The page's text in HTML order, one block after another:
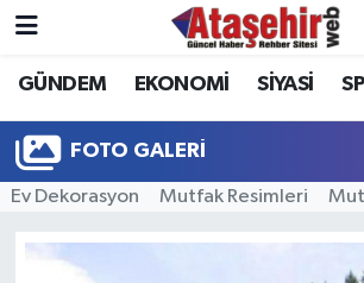
GÜNDEM EKONOMİ SİYASİ
FOTO GALERI
Ev Dekorasyon Mutfak Resimleri
Hava Durumu
Trafik Durumu
Süper Lig Puan Durumu ve
Tüm Manşetler